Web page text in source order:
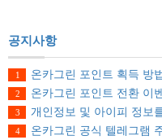
공지사항
1
온카그린 포인트 획득 방
2 온카그린 포인트 전환 이
3
개인정보 및 아이피 정보
4 온카그린 공식 텔레그램